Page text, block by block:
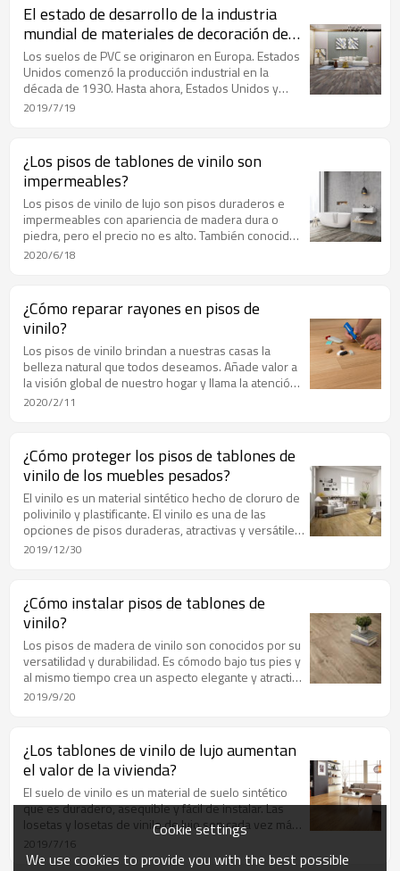
El estado de desarrollo de la industria
mundial de materiales de decoración de
pisos.
Los suelos de PVC se originaron en Europa. Estados
Unidos comenzó la producción industrial en la
década de 1930. Hasta ahora, Estados Unidos y
Europa siguen siendo los mayores mercados
2019/7/19
¿Los pisos de tablones de vinilo son
impermeables?
Los pisos de vinilo de lujo son pisos duraderos e
impermeables con apariencia de madera dura o
piedra, pero el precio no es alto. También conocido
como LVT/LVP, el vinilo de lujo se compone de varias
para pisos.
2020/6/18
¿Cómo reparar rayones en pisos de
vinilo?
Los pisos de vinilo brindan a nuestras casas la
belleza natural que todos deseamos. Añade valor a
la visión global de nuestro hogar y llama la atención.
Aunque se sabe que los pisos de vinilo son
2020/2/11
¿Cómo proteger los pisos de tablones de
vinilo de los muebles pesados?
El vinilo es un material sintético hecho de cloruro de
polivinilo y plastificante. El vinilo es una de las
opciones de pisos duraderas, atractivas y versátiles
disponibles en el mercado hoy en día. Tiene una
instalar en cualquier área de su hogar.
2019/12/30
¿Cómo instalar pisos de tablones de
vinilo?
Los pisos de madera de vinilo son conocidos por su
versatilidad y durabilidad. Es cómodo bajo tus pies y
al mismo tiempo crea un aspecto elegante y atractivo
para tu habitación. Además de la resistencia a la
convierte en el piso preferido para familias con
niños y mascotas.
2019/9/20
¿Los tablones de vinilo de lujo aumentan
el valor de la vivienda?
El suelo de vinilo es un material de suelo sintético
que es duradero, asequible y fácil de instalar. Las
losetas y losetas de vinilo de lujo son cada vez más
populares debido a su versatilidad, capacidad para
soportar ambientes húmedos y apariencia realista
2019/7/16
Cookie settings
We use cookies to provide you with the best possible